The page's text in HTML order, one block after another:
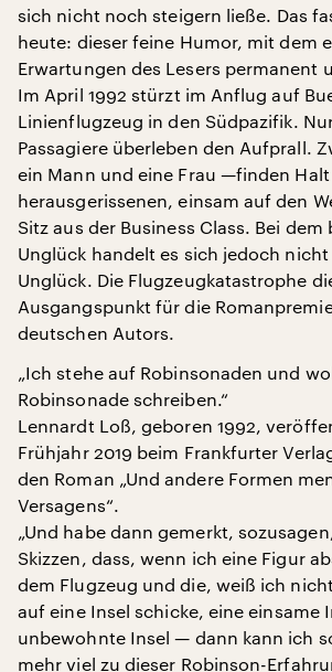
sich nicht noch steigern ließe. Das
heute: dieser feine Humor, mit dem
Erwartungen des Lesers permanent
Im April 1992 stürzt im Anflug auf
Linienflugzeug in den Südpazifik.
Passagiere überleben den Aufprall.
ein Mann und eine Frau —finden Halt
herausgerissenen, einsam auf den
Sitz aus der Business Class. Bei
Unglück handelt es sich jedoch nicht
Unglück. Die Flugzeugkatastrophe
Ausgangspunkt für die
deutschen Autors.
„Ich stehe auf Robinsonaden und
Robinsonade schreiben.“
Lennardt Loß, geboren 1992,
Frühjahr 2019 beim Frankfurter
den Roman „Und andere Formen
Versagens“.
„Und habe dann gemerkt,
Skizzen, dass, wenn ich eine Figur
dem Flugzeug und die, weiß ich
auf eine Insel schicke, eine einsame
unbewohnte Insel — dann kann ich
mehr viel zu dieser Robinson-